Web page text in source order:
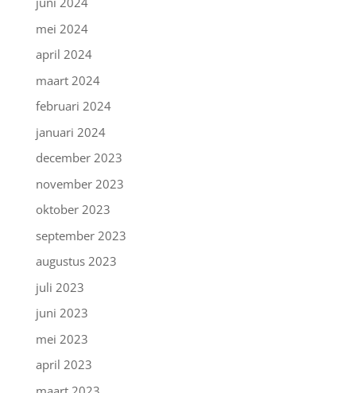
mei 2024
april 2024
maart 2024
februari 2024
januari 2024
december 2023
november 2023
oktober 2023
september 2023
augustus 2023
juli 2023
juni 2023
mei 2023
april 2023